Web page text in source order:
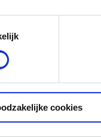
cookies
Terug